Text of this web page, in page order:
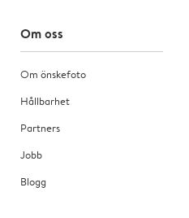
Om oss
Om önskefoto
Hållbarhet
Partners
Jobb
Blogg